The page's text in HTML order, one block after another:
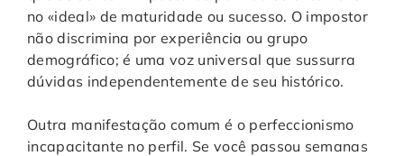
no «ideal» de maturidade ou sucesso. O impostor
não discrimina por experiência ou grupo
demográfico; é uma voz universal que sussurra
dúvidas independentemente de seu histórico.
Outra manifestação comum é o perfeccionismo
incapacitante no perfil. Se você passou semanas